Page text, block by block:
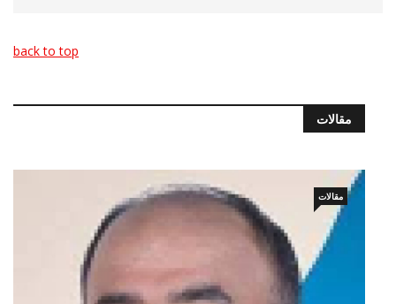
back to top
مقالات
مقالات